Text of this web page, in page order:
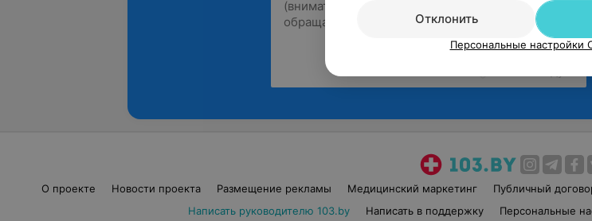
О проекте Новости проекта Размещение рекламы Медицинский маркетинг Публичный
Написать руководителю 103.by
Написать в поддержку Персональные
Отклонить
Персональные настройки